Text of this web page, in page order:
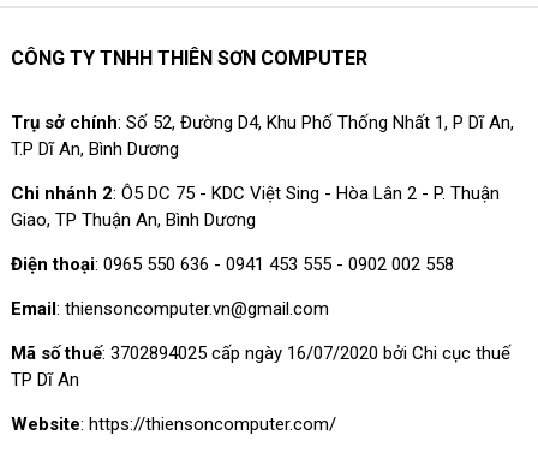
CÔNG TY TNHH THIÊN SƠN COMPUTER
Trụ sở chính: Số 52, Đường D4, Khu Phố Thống Nhất 1, P Dĩ An,
T.P Dĩ An, Bình Dương
Chi nhánh 2: Ô5 DC 75 - KDC Việt Sing - Hòa Lân 2 - P. Thuận
Giao, TP Thuận An, Bình Dương
Điện thoại: 0965 550 636 - 0941 453 555 - 0902 002 558
Email: thiensoncomputer.vn@gmail.com
Mã số thuế: 3702894025 cấp ngày 16/07/2020 bởi Chi cục thuế
TP Dĩ An
Website: https://thiensoncomputer.com/